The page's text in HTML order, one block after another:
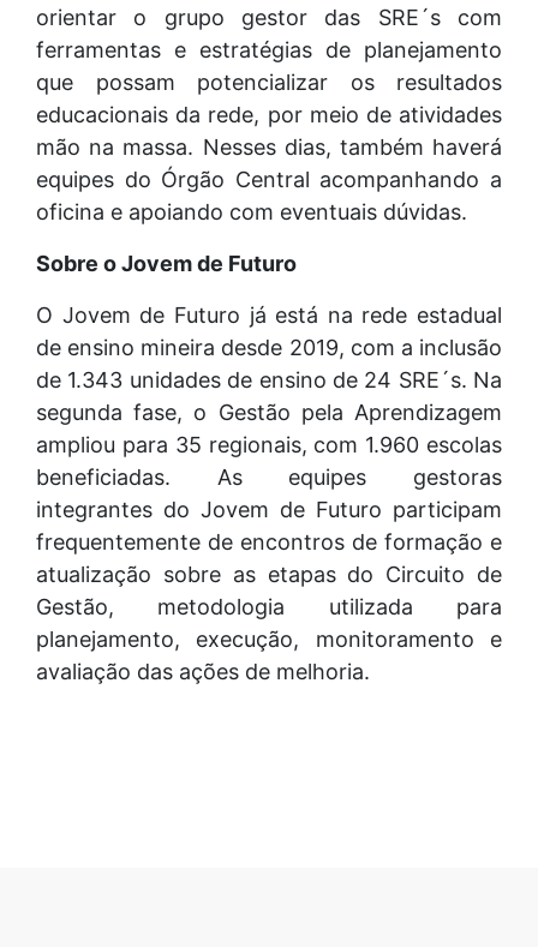
orientar o grupo gestor das SRE´s com
ferramentas e estratégias de planejamento
que possam potencializar os resultados
educacionais da rede, por meio de atividades
mão na massa. Nesses dias, também haverá
equipes do Órgão Central acompanhando a
oficina e apoiando com eventuais dúvidas.
Sobre o Jovem de Futuro
O Jovem de Futuro já está na rede estadual
de ensino mineira desde 2019, com a inclusão
de 1.343 unidades de ensino de 24 SRE´s. Na
segunda fase, o Gestão pela Aprendizagem
ampliou para 35 regionais, com 1.960 escolas
beneficiadas. As equipes gestoras
integrantes do Jovem de Futuro participam
frequentemente de encontros de formação e
atualização sobre as etapas do Circuito de
Gestão, metodologia utilizada para
planejamento, execução, monitoramento e
avaliação das ações de melhoria.